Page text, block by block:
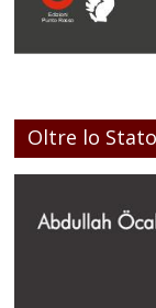
Oltre lo